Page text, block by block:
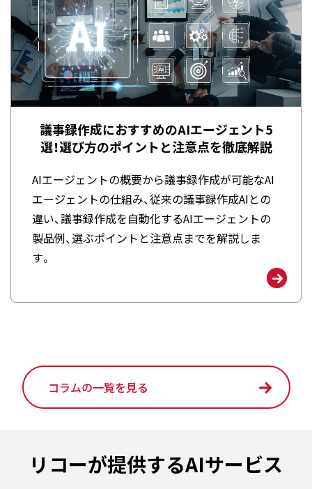
議事録作成におすすめのAIエージェント5
選！選び方のポイントと注意点を徹底解説
AIエージェントの概要から議事録作成が可能なAI
エージェントの仕組み、従来の議事録作成AIとの
違い、議事録作成を自動化するAIエージェントの
製品例、選ぶポイントと注意点までを解説しま
す。
コラムの一覧を見る
リコーが提供するAIサービス